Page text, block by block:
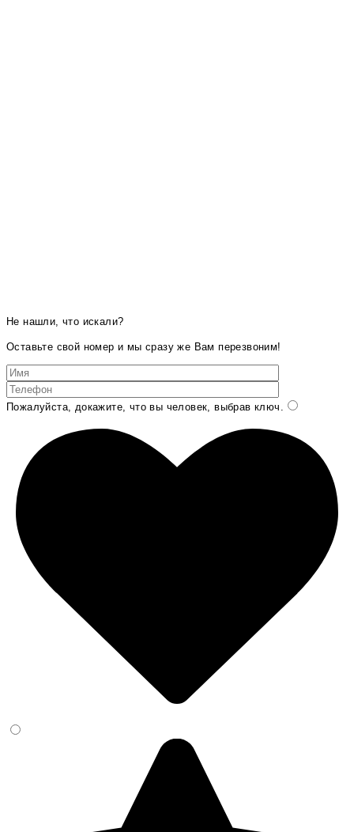
Не нашли, что искали?
Оставьте свой номер и мы сразу же Вам перезвоним!
Пожалуйста, докажите, что вы человек, выбрав ключ